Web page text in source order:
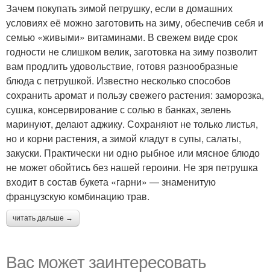
Зачем покупать зимой петрушку, если в домашних
условиях её можно заготовить на зиму, обеспечив себя и
семью «живыми» витаминами. В свежем виде срок
годности не слишком велик, заготовка на зиму позволит
вам продлить удовольствие, готовя разнообразные
блюда с петрушкой. Известно несколько способов
сохранить аромат и пользу свежего растения: заморозка,
сушка, консервирование с солью в банках, зелень
маринуют, делают аджику. Сохраняют не только листья,
но и корни растения, а зимой кладут в супы, салаты,
закуски. Практически ни одно рыбное или мясное блюдо
не может обойтись без нашей героини. Не зря петрушка
входит в состав букета «гарни» — знаменитую
французскую комбинацию трав.
читать дальше →
Вас может заинтересовать